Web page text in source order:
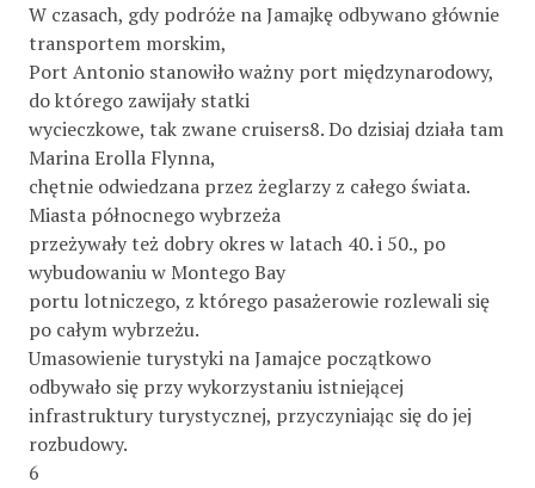
W czasach, gdy podróże na Jamajkę odbywano głównie
transportem morskim,
Port Antonio stanowiło ważny port międzynarodowy,
do którego zawijały statki
wycieczkowe, tak zwane cruisers8. Do dzisiaj działa tam
Marina Erolla Flynna,
chętnie odwiedzana przez żeglarzy z całego świata.
Miasta północnego wybrzeża
przeżywały też dobry okres w latach 40. i 50., po
wybudowaniu w Montego Bay
portu lotniczego, z którego pasażerowie rozlewali się
po całym wybrzeżu.
Umasowienie turystyki na Jamajce początkowo
odbywało się przy wykorzystaniu istniejącej
infrastruktury turystycznej, przyczyniając się do jej
rozbudowy.
6